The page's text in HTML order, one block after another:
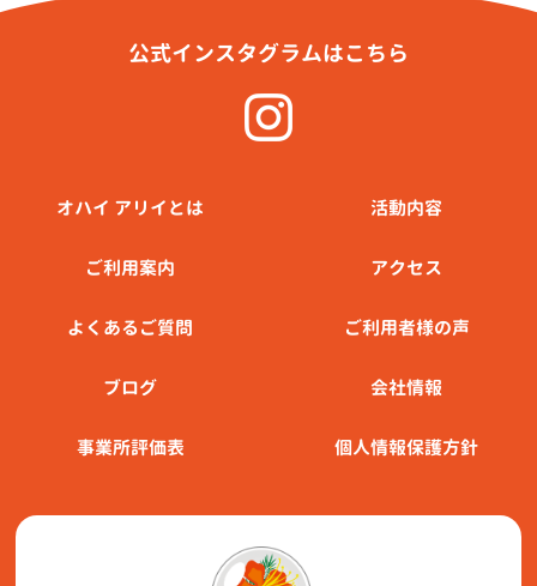
公式インスタグラムはこちら
オハイ アリイとは 活動内容
ご利⽤案内 アクセス
よくあるご質問 ご利用者様の声
ブログ 会社情報
事業所評価表 個人情報保護方針